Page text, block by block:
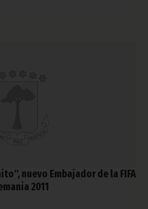
nuevo Embajador de la FIFA
2011